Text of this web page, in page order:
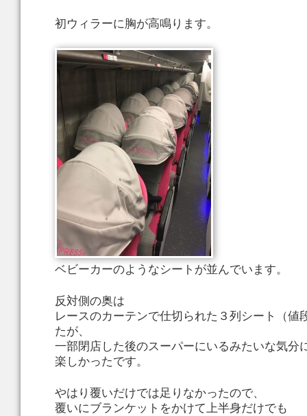
初ウィラーに胸が高鳴ります。
ベビーカーのようなシートが並んでいます。
反対側の奥は
レースのカーテンで仕切られた３列シート（値
たが、
一部閉店した後のスーパーにいるみたいな気分
楽しかったです。
やはり覆いだけでは足りなかったので、
覆いにブランケットをかけて上半身だけでも